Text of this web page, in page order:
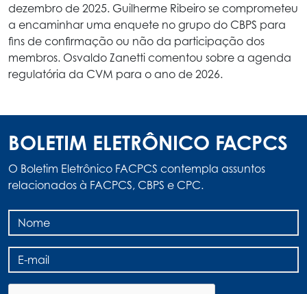
dezembro de 2025. Guilherme Ribeiro se comprometeu
a encaminhar uma enquete no grupo do CBPS para
fins de confirmação ou não da participação dos
membros. Osvaldo Zanetti comentou sobre a agenda
regulatória da CVM para o ano de 2026.
BOLETIM ELETRÔNICO FACPCS
O Boletim Eletrônico FACPCS contempla assuntos
relacionados à FACPCS, CBPS e CPC.